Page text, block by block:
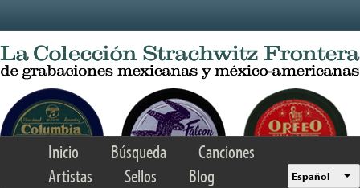
Inicio Búsqueda
Canciones
Artistas
Sellos Blog Español